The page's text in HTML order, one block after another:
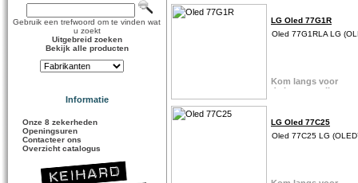
Gebruik een trefwoord om te vinden wat
u zoekt
Uitgebreid zoeken
Bekijk alle producten
Informatie
Onze 8 zekerheden
Openingsuren
Contacteer ons
Overzicht catalogus
LG Oled 77G1R
Oled 77G1RLA LG
LG Oled 77C25
Oled 77C25 LG